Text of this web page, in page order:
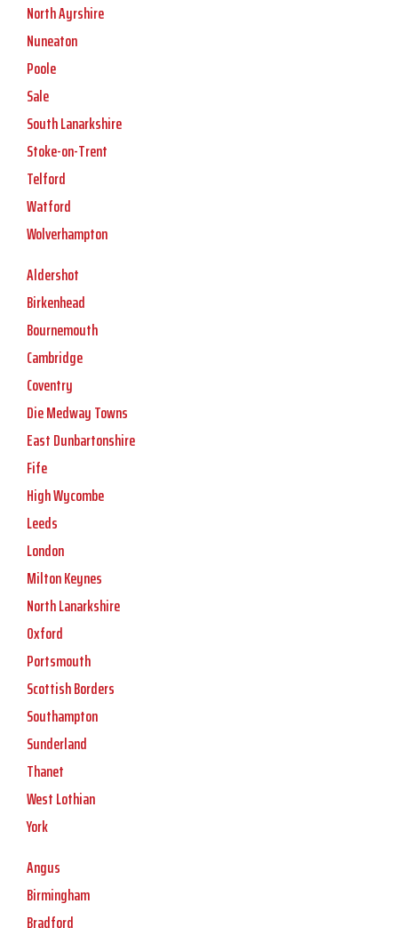
North Ayrshire
Nuneaton
Poole
Sale
South Lanarkshire
Stoke-on-Trent
Telford
Watford
Wolverhampton
Aldershot
Birkenhead
Bournemouth
Cambridge
Coventry
Die Medway Towns
East Dunbartonshire
Fife
High Wycombe
Leeds
London
Milton Keynes
North Lanarkshire
Oxford
Portsmouth
Scottish Borders
Southampton
Sunderland
Thanet
West Lothian
York
Angus
Birmingham
Bradford